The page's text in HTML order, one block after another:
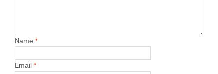
Name *
Email *